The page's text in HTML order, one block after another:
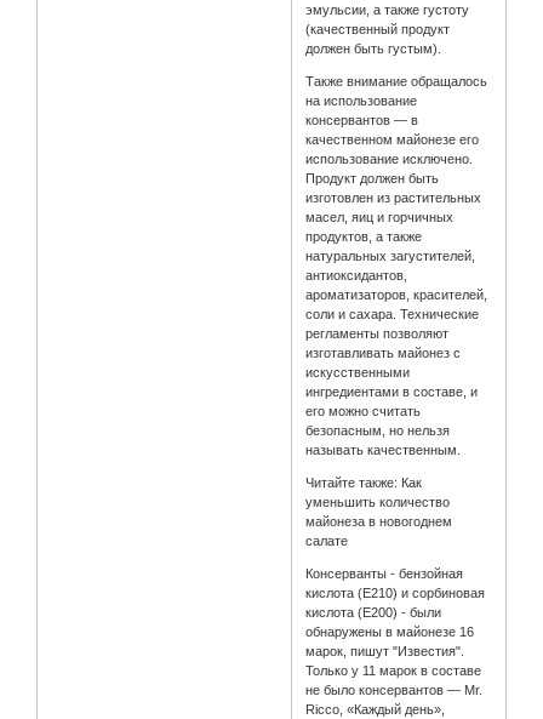
эмульсии, а также густоту
(качественный продукт
должен быть густым).
Также внимание обращалось
на использование
консервантов — в
качественном майонезе его
использование исключено.
Продукт должен быть
изготовлен из растительных
масел, яиц и горчичных
продуктов, а также
натуральных загустителей,
антиоксидантов,
ароматизаторов, красителей,
соли и сахара. Технические
регламенты позволяют
изготавливать майонез с
искусственными
ингредиентами в составе, и
его можно считать
безопасным, но нельзя
называть качественным.
Читайте также: Как
уменьшить количество
майонеза в новогоднем
салате
Консерванты - бензойная
кислота (Е210) и сорбиновая
кислота (Е200) - были
обнаружены в майонезе 16
марок, пишут "Известия".
Только у 11 марок в составе
не было консервантов — Mr.
Ricco, «Каждый день»,